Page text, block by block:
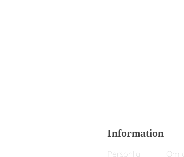
Information
Personlig
Om